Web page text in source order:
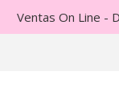
Ventas On Line -